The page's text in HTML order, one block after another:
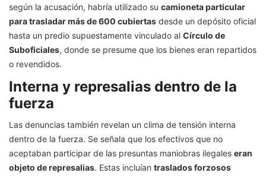
según la acusación, habría utilizado su camioneta particular
para trasladar más de 600 cubiertas desde un depósito oficial
hasta un predio supuestamente vinculado al Círculo de
Suboficiales, donde se presume que los bienes eran repartidos
o revendidos.
Interna y represalias dentro de la
fuerza
Las denuncias también revelan un clima de tensión interna
dentro de la fuerza. Se señala que los efectivos que no
aceptaban participar de las presuntas maniobras ilegales eran
objeto de represalias. Estas incluían traslados forzosos